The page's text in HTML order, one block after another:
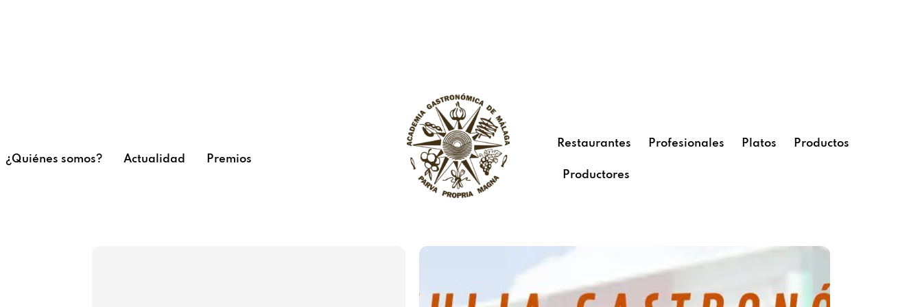
¿Quiénes somos? Actualidad Premios
Restaurantes Profesionales Platos Productos
Productores